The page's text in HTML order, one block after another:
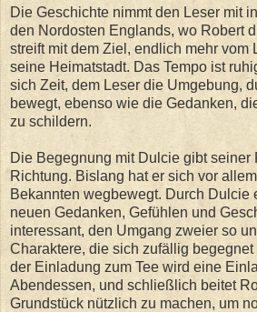
Die Geschichte nimmt den Leser mit
den Nordosten Englands, wo Robert
streift mit dem Ziel, endlich mehr vom
seine Heimatstadt. Das Tempo ist
sich Zeit, dem Leser die Umgebung,
bewegt, ebenso wie die Gedanken,
zu schildern.
Die Begegnung mit Dulcie gibt seiner
Richtung. Bislang hat er sich vor
Bekannten wegbewegt. Durch Dulcie
neuen Gedanken, Gefühlen und
interessant, den Umgang zweier so
Charaktere, die sich zufällig
der Einladung zum Tee wird eine
Abendessen, und schließlich beitet
Grundstück nützlich zu machen, um